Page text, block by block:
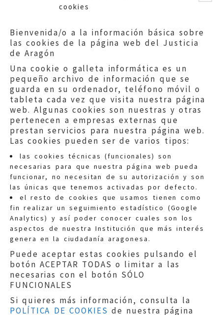
cookies
Bienvenida/o a la información básica sobre
las cookies de la página web del Justicia
de Aragón
Una cookie o galleta informática es un
pequeño archivo de información que se
guarda en su ordenador, teléfono móvil o
tableta cada vez que visita nuestra página
web. Algunas cookies son nuestras y otras
pertenecen a empresas externas que
prestan servicios para nuestra página web.
Las cookies pueden ser de varios tipos:
las cookies técnicas (funcionales) son
necesarias para que nuestra página web pueda
funcionar, no necesitan de su autorización y son
las únicas que tenemos activadas por defecto.
el resto de cookies que usamos tienen como
fin realizar un seguimiento estadístico (Google
Analytics) y así poder conocer cuales son los
aspectos de nuestra Institución que más interés
genera en la ciudadanía aragonesa.
Puede aceptar estas cookies pulsando el
botón ACEPTAR TODAS o limitar a las
necesarias con el botón SÓLO
FUNCIONALES
Si quieres más información, consulta la
POLÍTICA DE COOKIES de nuestra página
Quejas:quejas@eljusticiadearagon.es
Información general:
informacion@eljusticiadearagon.es
Teléfonos:900 210 210/